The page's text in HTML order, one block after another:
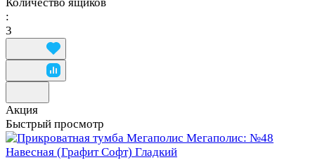
:
3
Акция
Быстрый просмотр